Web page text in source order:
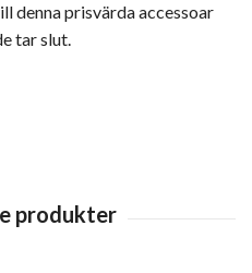
denna prisvärda accessoar
tar slut.